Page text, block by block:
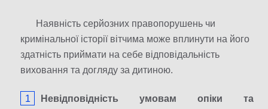
Наявність серйозних правопорушень чи
кримінальної історії вітчима може вплинути на його
здатність приймати на себе відповідальність
виховання та догляду за дитиною.
Невідповідність умовам опіки та